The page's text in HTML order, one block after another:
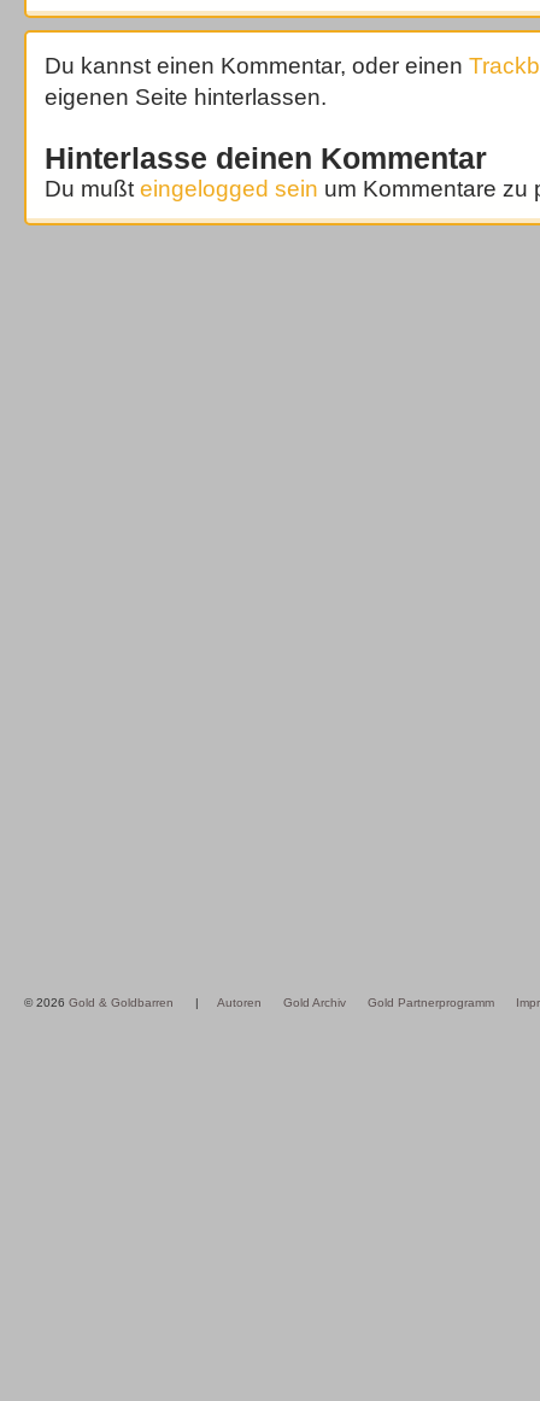
Du kannst einen Kommentar, oder einen
eigenen Seite hinterlassen.
Hinterlasse deinen Kommentar
Du mußt eingelogged sein um Kommentare zu
© 2026 Gold & Goldbarren | Autoren Gold Archiv Gold Partnerprogramm